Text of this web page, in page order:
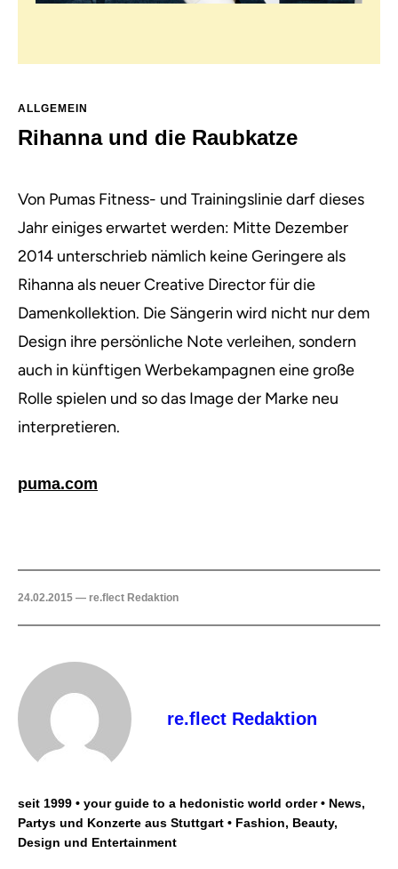
ALLGEMEIN
Rihanna und die Raubkatze
Von Pumas Fitness- und Trainingslinie darf dieses
Jahr einiges erwartet werden: Mitte Dezember
2014 unterschrieb nämlich keine Geringere als
Rihanna als neuer Creative Directorfür die
Damenkollektion. Die Sängerin wird nicht nur dem
Design ihre persönliche Note verleihen, sondern
auch in künftigen Werbekampagnen eine große
Rolle spielen und so das Image der Marke neu
interpretieren.
puma.com
24.02.2015 — re.flect Redaktion
re.flect Redaktion
seit 1999 • your guide to a hedonistic world order • News,
Partys und Konzerte aus Stuttgart • Fashion, Beauty,
Design und Entertainment